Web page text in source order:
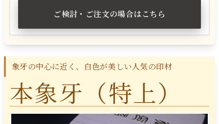
ご検討・ご注文の場合はこちら
象牙の中心に近く、白色が美しい人気の印材
本象牙（特上）